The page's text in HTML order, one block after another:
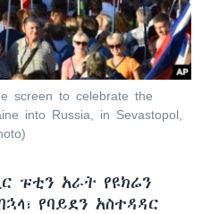
screen to celebrate the
into Russia, in Sevastopol,
ፑቲን አራት የዩክሬን
የባይደን አስተዳዳር